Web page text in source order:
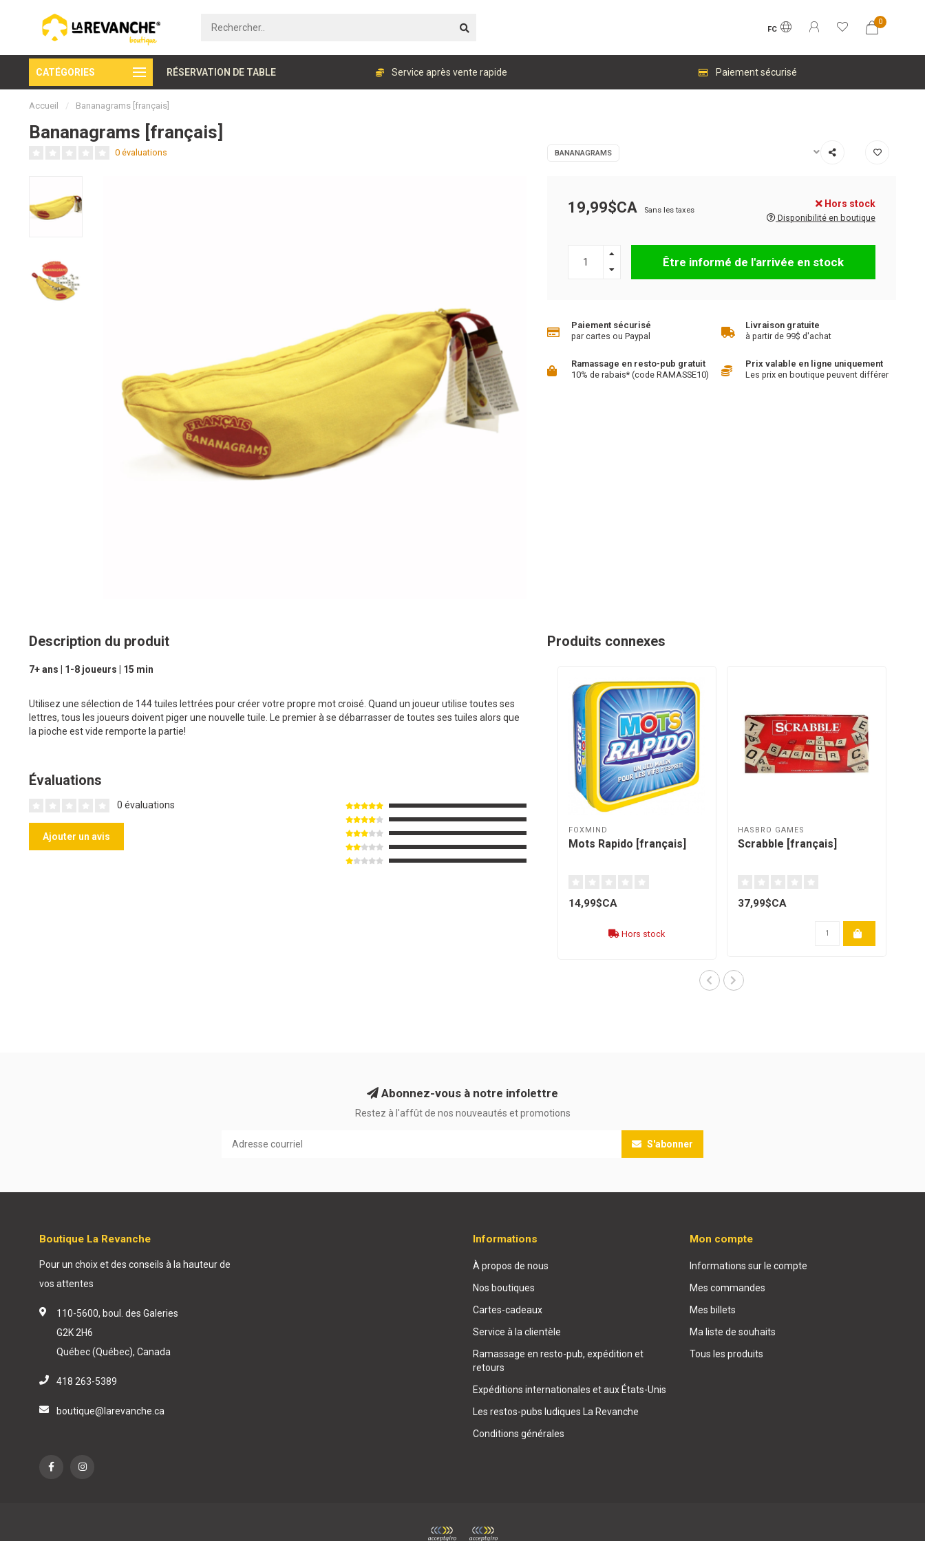
FC
0
CATÉGORIES RÉSERVATION DE TABLE
Paiement sécurisé Service après vente rapide Paiement sécurisé
Accueil / Bananagrams [français]
Bananagrams [français]
0 évaluations BANANAGRAMS
19,99$CA Sans les taxes
Hors stock
Disponibilité en boutique
Être informé de l'arrivée en stock
Paiement sécurisé
par cartes ou Paypal
Livraison gratuite
à partir de 99$ d'achat
Ramassage en resto-pub gratuit
10% de rabais* (code RAMASSE10)
Prix valable en ligne uniquement
Les prix en boutique peuvent différer
Description du produit
7+ ans | 1-8 joueurs | 15 min
Utilisez une sélection de 144 tuiles lettrées pour créer votre propre mot croisé. Quand un joueur utilise toutes ses
lettres, tous les joueurs doivent piger une nouvelle tuile. Le premier à se débarrasser de toutes ses tuiles alors que
la pioche est vide remporte la partie!
Évaluations
0 évaluations
Ajouter un avis
Produits connexes
FOXMIND
Mots Rapido [français]
14,99$CA
Hors stock
HASBRO GAMES
Scrabble [français]
37,99$CA
Abonnez-vous à notre infolettre
Restez à l'affût de nos nouveautés et promotions
S'abonner
Boutique La Revanche
Pour un choix et des conseils à la hauteur de
vos attentes
110-5600, boul. des Galeries
G2K 2H6
Québec (Québec), Canada
418 263-5389
boutique@larevanche.ca
Informations
À propos de nous
Nos boutiques
Cartes-cadeaux
Service à la clientèle
Ramassage en resto-pub, expédition et
retours
Expéditions internationales et aux États-Unis
Les restos-pubs ludiques La Revanche
Conditions générales
Mon compte
Informations sur le compte
Mes commandes
Mes billets
Ma liste de souhaits
Tous les produits